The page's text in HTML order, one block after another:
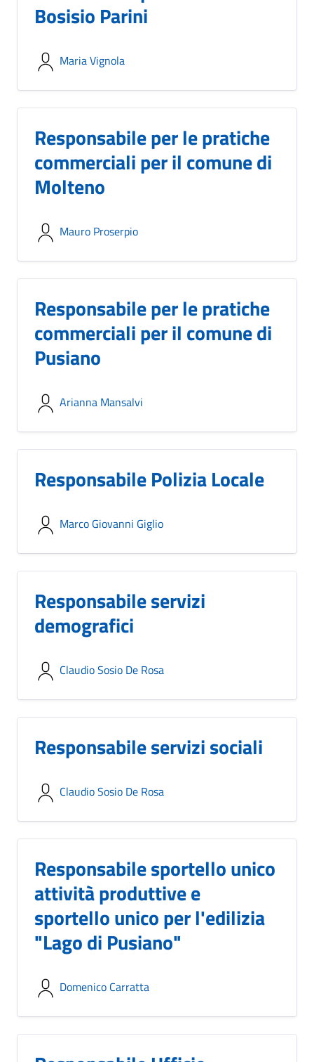
Bosisio Parini
Maria Vignola
Responsabile per le pratiche
commerciali per il comune di
Molteno
Mauro Proserpio
Responsabile per le pratiche
commerciali per il comune di
Pusiano
Arianna Mansalvi
Responsabile Polizia Locale
Marco Giovanni Giglio
Responsabile servizi
demografici
Claudio Sosio De Rosa
Responsabile servizi sociali
Claudio Sosio De Rosa
Responsabile sportello unico
attività produttive e
sportello unico per l'edilizia
"Lago di Pusiano"
Domenico Carratta